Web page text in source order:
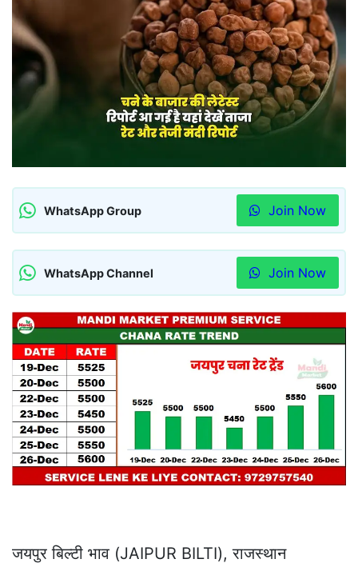
WhatsApp Group Join Now
WhatsApp Channel Join Now
जयपुर बिल्टी भाव (JAIPUR BILTI), राजस्थान